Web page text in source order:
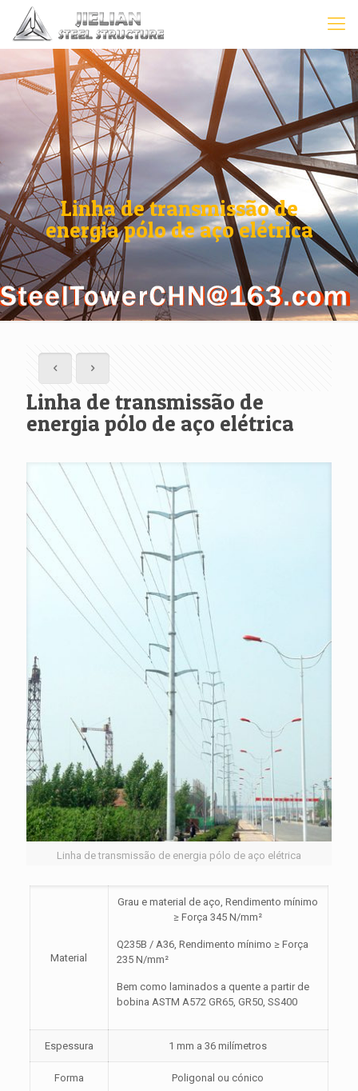
Linha de transmissão de
energia pólo de aço elétrica
Linha de transmissão de
energia pólo de aço elétrica
Linha de transmissão de energia pólo de aço elétrica
Material
Grau e material de aço, Rendimento mínimo
≥ Força 345 N/mm²
Q235B / A36, Rendimento mínimo ≥ Força
235 N/mm²
Bem como laminados a quente a partir de
bobina ASTM A572 GR65, GR50, SS400
Espessura 1 mm a 36 milímetros
Forma Poligonal ou cónico